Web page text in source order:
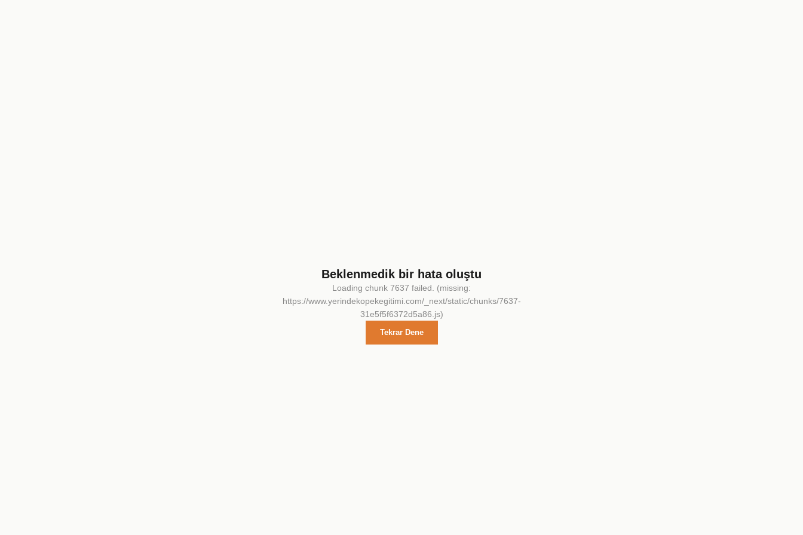
Beklenmedik bir hata oluştu
Loading chunk 7637 failed. (missing:
https://www.yerindekopekegitimi.com/_next/static/chunks/7637-
31e5f5f6372d5a86.js)
Tekrar Dene